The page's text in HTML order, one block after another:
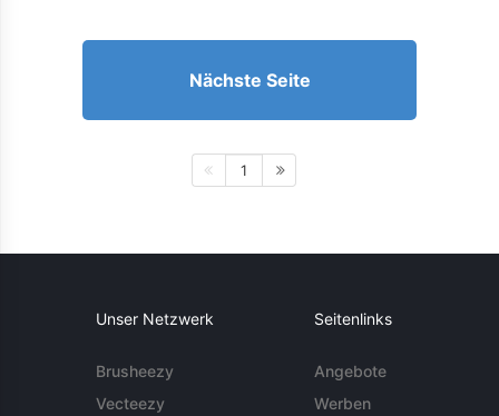
Nächste Seite
1
Unser Netzwerk
Brusheezy
Vecteezy
Seitenlinks
Angebote
Werben